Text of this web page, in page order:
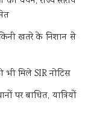
खतरे के निशान से
मिले SIR नोटिस
पर बाधित, यात्रियों